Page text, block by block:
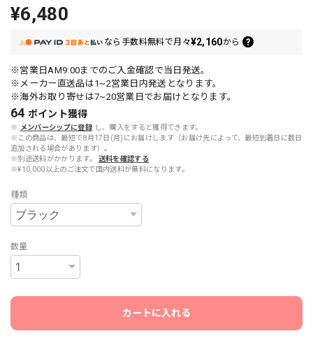
¥6,480
なら 手数料無料で月々¥2,160から
※営業日AM9:00までのご入金確認で当日発送。
※メーカー直送品は1~2営業日内発送となります。
※海外お取り寄せは7~20営業日でお届けとなります。
64 ポイント獲得
※ メンバーシップに登録 し、購入をすると獲得できます。
※この商品は、最短で8月17日(月)にお届けします（お届け先によって、最短到着日に数日
追加される場合があります）。
※別途送料がかかります。
送料を確認する
※¥10,000以上のご注文で国内送料が無料になります。
種類
数量
カートに入れる